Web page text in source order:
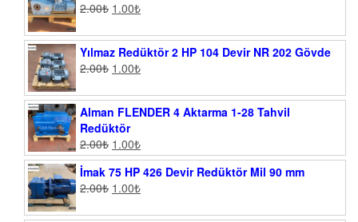
2.00₺ 1.00₺
Yılmaz Redüktör 2 HP 104 Devir NR 202 Gövde
2.00₺ 1.00₺
Alman FLENDER 4 Aktarma 1-28 Tahvil
Redüktör
2.00₺ 1.00₺
İmak 75 HP 426 Devir Redüktör Mil 90 mm
2.00₺ 1.00₺